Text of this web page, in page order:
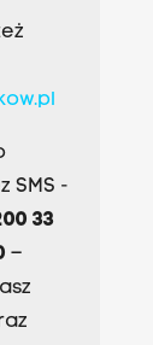
SMS -
33
–